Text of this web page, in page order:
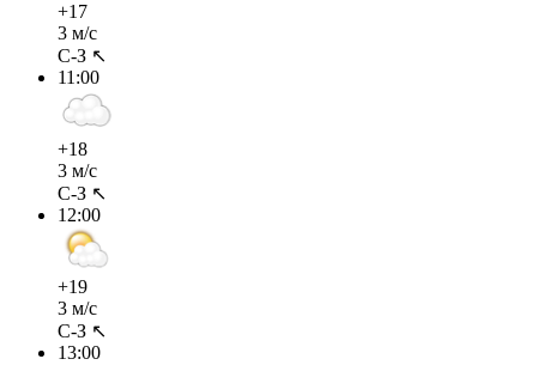
+17
3 м/с
С-З ↖
11:00
+18
3 м/с
С-З ↖
12:00
+19
3 м/с
С-З ↖
13:00